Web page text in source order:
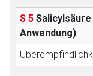
S 5
Anwendung)